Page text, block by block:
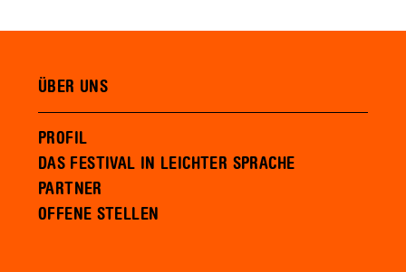
ÜBER UNS
PROFIL
DAS FESTIVAL IN LEICHTER SPRACHE
PARTNER
OFFENE STELLEN